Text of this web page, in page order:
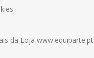
da Loja www.equiparte.pt